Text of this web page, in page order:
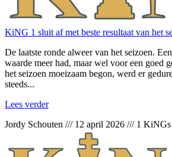
KiNG 1 sluit af met beste resultaat van het
De laatste ronde alweer van het seizoen.
waarde meer had, maar wel voor een goed
het seizoen moeizaam begon, werd er
steeds...
Lees verder
Jordy Schouten /// 12 april 2026 /// 1 KiNGs